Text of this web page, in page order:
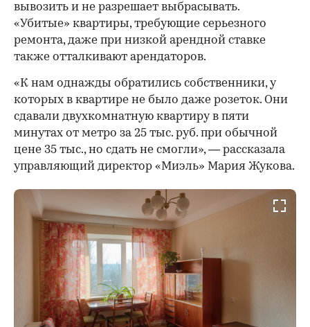
вывозить и не разрешает выбрасывать.
«Убитые» квартиры, требующие серьезного
ремонта, даже при низкой арендной ставке
также отталкивают арендаторов.
«К нам однажды обратились собственники, у
которых в квартире не было даже розеток. Они
сдавали двухкомнатную квартиру в пяти
минутах от метро за 25 тыс. руб. при обычной
цене 35 тыс., но сдать не смогли», — рассказала
управляющий директор «Миэль» Мария Жукова.